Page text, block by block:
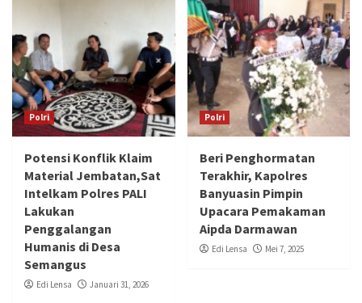
Polri
Potensi Konflik Klaim
Material Jembatan,Sat
Intelkam Polres PALI
Lakukan
Penggalangan
Humanis di Desa
Semangus
Edi Lensa Januari 31, 2026
Polri
Beri Penghormatan
Terakhir, Kapolres
Banyuasin Pimpin
Upacara Pemakaman
Aipda Darmawan
Edi Lensa Mei 7, 2025